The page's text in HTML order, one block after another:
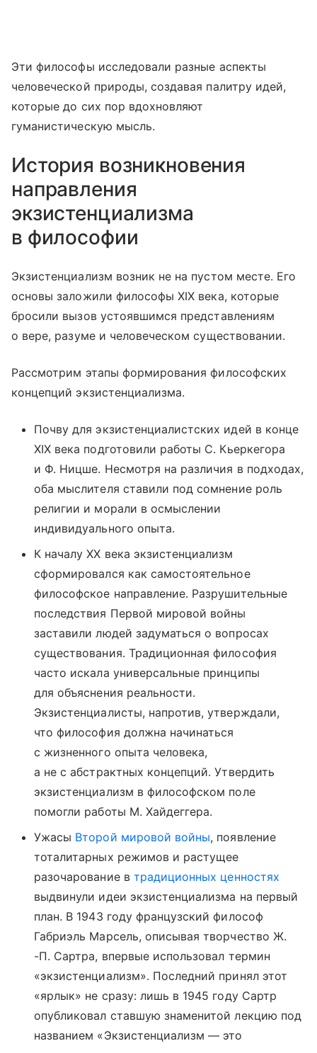
Эти философы исследовали разные аспекты
человеческой природы, создавая палитру идей,
которые до сих пор вдохновляют
гуманистическую мысль.
История возникновения
направления
экзистенциализма
в философии
Экзистенциализм возник не на пустом месте. Его
основы заложили философы XIX века, которые
бросили вызов устоявшимся представлениям
о вере, разуме и человеческом существовании.
Рассмотрим этапы формирования философских
концепций экзистенциализма.
Почву для экзистенциалистских идей в конце
XIX века подготовили работы С. Кьеркегора
и Ф. Ницше. Несмотря на различия в подходах,
оба мыслителя ставили под сомнение роль
религии и морали в осмыслении
индивидуального опыта.
К началу XX века экзистенциализм
сформировался как самостоятельное
философское направление. Разрушительные
последствия Первой мировой войны
заставили людей задуматься о вопросах
существования. Традиционная философия
часто искала универсальные принципы
для объяснения реальности.
Экзистенциалисты, напротив, утверждали,
что философия должна начинаться
с жизненного опыта человека,
а не с абстрактных концепций. Утвердить
экзистенциализм в философском поле
помогли работы М. Хайдеггера.
Ужасы Второй мировой войны, появление
тоталитарных режимов и растущее
разочарование в традиционных ценностях
выдвинули идеи экзистенциализма на первый
план. В 1943 году французский философ
Габриэль Марсель, описывая творчество Ж.
-П. Сартра, впервые использовал термин
«экзистенциализм». Последний принял этот
«ярлык» не сразу: лишь в 1945 году Сартр
опубликовал ставшую знаменитой лекцию под
названием «Экзистенциализм — это